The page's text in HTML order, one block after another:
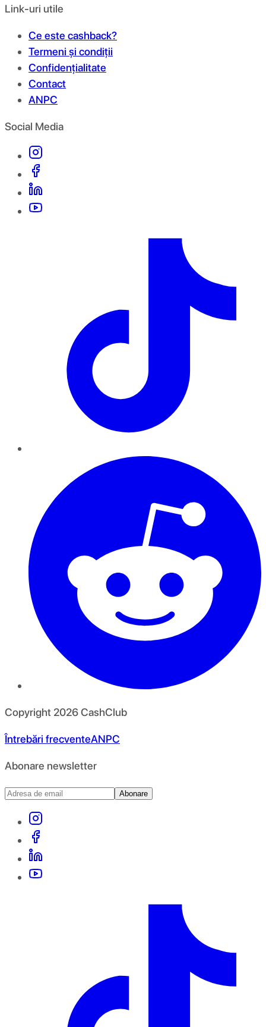
Link-uri utile
Ce este cashback?
Termeni și condiții
Confidențialitate
Contact
ANPC
Social Media
Copyright 2026CashClub
Întrebări frecventeANPC
Abonare newsletter
Abonare